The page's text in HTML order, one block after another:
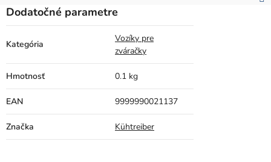
Dodatočné parametre
Kategória
Vozíky pre
zváračky
Hmotnosť 0.1 kg
EAN 9999990021137
Značka Kühtreiber